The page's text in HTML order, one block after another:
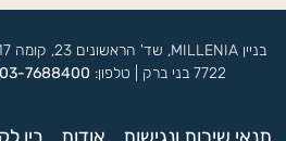
7722 בני ברק | טלפון:
03-7688400